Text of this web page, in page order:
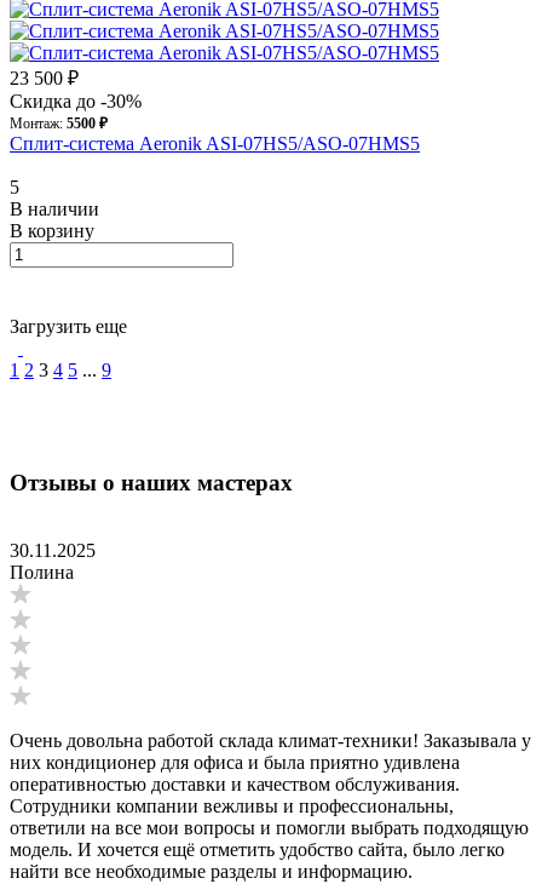
23 500 ₽
Скидка до -30%
Монтаж: 5500 ₽
Сплит-система Aeronik ASI-07HS5/ASO-07HMS5
5
В наличии
В корзину
Загрузить еще
1 2 3 4 5 ... 9
Отзывы о наших мастерах
30.11.2025
Полина
Очень довольна работой склада климат-техники! Заказывала у
них кондиционер для офиса и была приятно удивлена
оперативностью доставки и качеством обслуживания.
Сотрудники компании вежливы и профессиональны,
ответили на все мои вопросы и помогли выбрать подходящую
модель. И хочется ещё отметить удобство сайта, было легко
найти все необходимые разделы и информацию.